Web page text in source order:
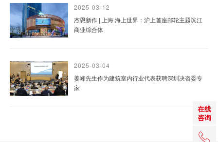
在线
咨询
+86
2025-03-12
杰恩新作 | 上海·海上世界：沪上首座邮轮主题滨江
商业综合体
2025-03-04
姜峰先生作为建筑室内行业代表获聘深圳决咨委专
家